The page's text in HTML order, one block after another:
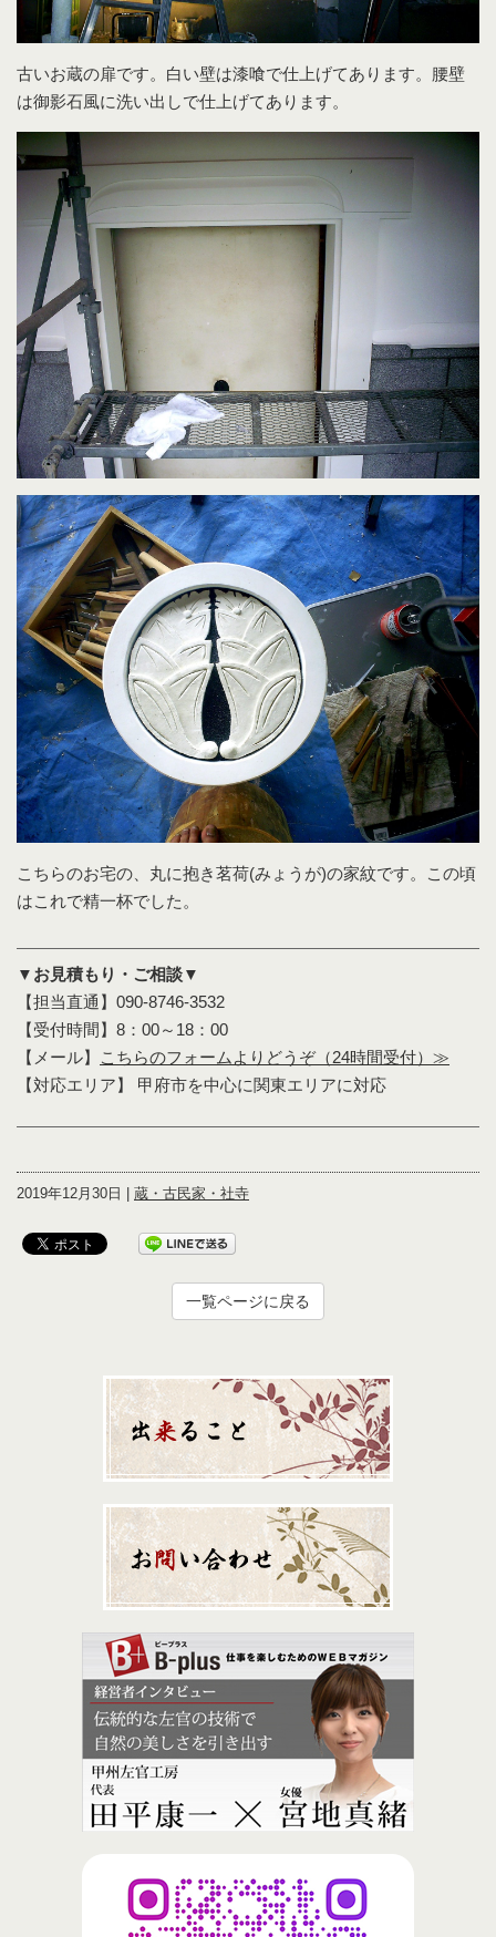
古いお蔵の扉です。白い壁は漆喰で仕上げてあります。腰壁
は御影石風に洗い出しで仕上げてあります。
こちらのお宅の、丸に抱き茗荷(みょうが)の家紋です。この頃
はこれで精一杯でした。
▼お見積もり・ご相談▼
【担当直通】090-8746-3532
【受付時間】8：00～18：00
【メール】
こちらのフォームよりどうぞ（24時間受付）≫
【対応エリア】 甲府市を中心に関東エリアに対応
2019年12月30日 | 蔵・古民家・社寺
一覧ページに戻る